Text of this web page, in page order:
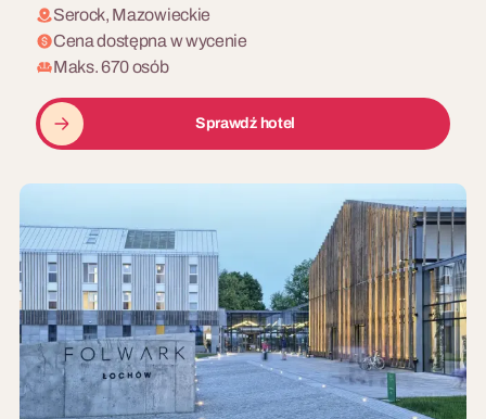
Serock, Mazowieckie
Cena dostępna w wycenie
Maks. 670 osób
Sprawdź hotel